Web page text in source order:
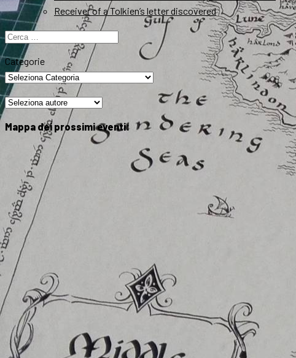
Receiver of a Tolkien’s letter discovered
Ricerca
per:
Categorie
Mappa dei prossimi eventi: